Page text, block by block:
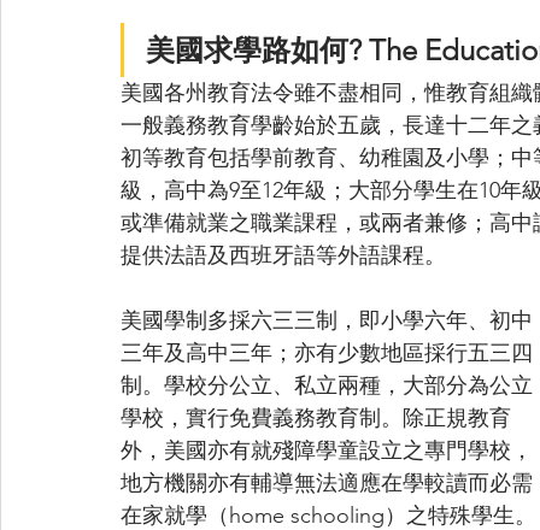
美國求學路如何? The
美國各州教育法令雖不盡相同，惟教育組
一般義務教育學齡始於五歲，長達十二年
初等教育包括學前教育、幼稚園及小學；
級，高中為9至12年級；大部分學生在10年
或準備就業之職業課程，或兩者兼修；高
提供法語及西班牙語等外語課程。
美國學制多採六三三制，即小學六年、初中
三年及高中三年；亦有少數地區採行五三四
制。學校分公立、私立兩種，大部分為公立
學校，實行免費義務教育制。除正規教育
外，美國亦有就殘障學童設立之專門學校，
地方機關亦有輔導無法適應在學較讀而必需
在家就學（home schooling）之特殊學生。